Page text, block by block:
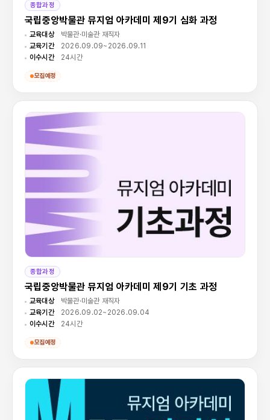
종합과정
국립중앙박물관 뮤지엄 아카데미 제9기 심화 과정
교육대상
박물관·미술관 재직자
교육기간
2026.09.09~2026.09.11
이수시간
24시간
모집예정
종합과정
국립중앙박물관 뮤지엄 아카데미 제9기 기초 과정
교육대상
박물관·미술관 재직자
교육기간
2026.09.02~2026.09.04
이수시간
24시간
모집예정